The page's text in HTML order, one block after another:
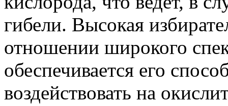
гибели. Высокая
отношении широкого
обеспечивается его
воздействовать на